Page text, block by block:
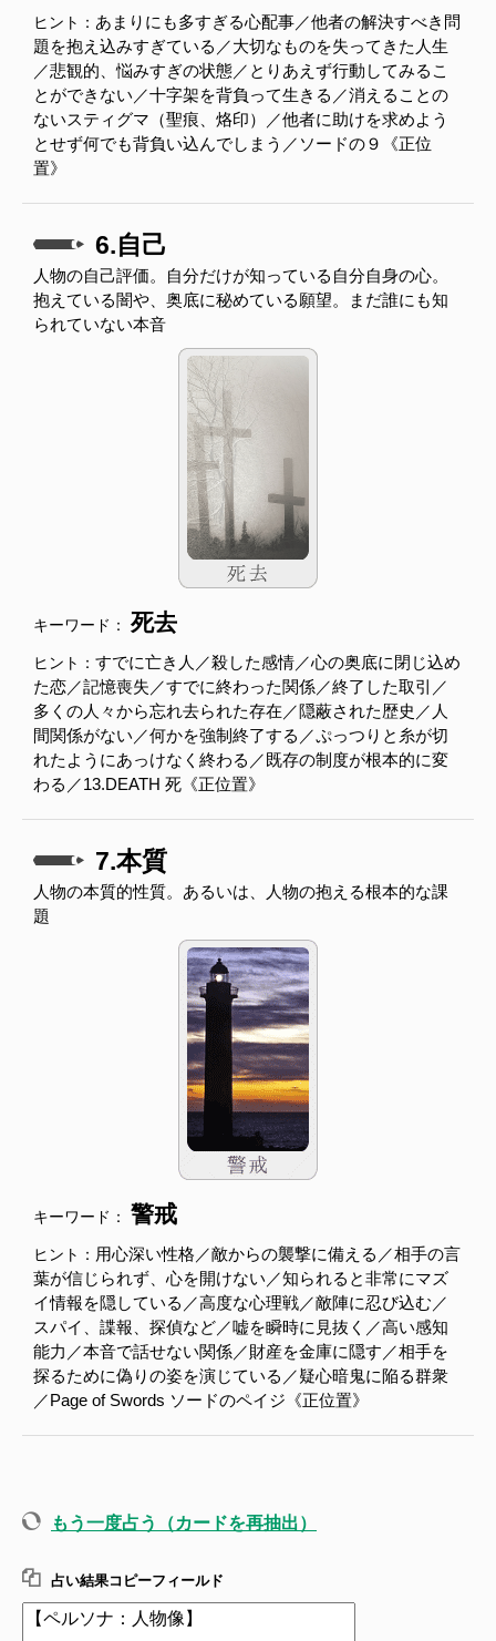
ヒント： あまりにも多すぎる心配事／他者の解決すべき問
題を抱え込みすぎている／大切なものを失ってきた人生
／悲観的、悩みすぎの状態／とりあえず行動してみるこ
とができない／十字架を背負って生きる／消えることの
ないスティグマ（聖痕、烙印）／他者に助けを求めよう
とせず何でも背負い込んでしまう／ソードの９《正位
置》
6.自己
人物の自己評価。自分だけが知っている自分自身の心。
抱えている闇や、奥底に秘めている願望。まだ誰にも知
られていない本音
キーワード： 死去
ヒント： すでに亡き人／殺した感情／心の奥底に閉じ込め
た恋／記憶喪失／すでに終わった関係／終了した取引／
多くの人々から忘れ去られた存在／隠蔽された歴史／人
間関係がない／何かを強制終了する／ぷっつりと糸が切
れたようにあっけなく終わる／既存の制度が根本的に変
わる／13.DEATH 死《正位置》
7.本質
人物の本質的性質。あるいは、人物の抱える根本的な課
題
キーワード： 警戒
ヒント： 用心深い性格／敵からの襲撃に備える／相手の言
葉が信じられず、心を開けない／知られると非常にマズ
イ情報を隠している／高度な心理戦／敵陣に忍び込む／
スパイ、諜報、探偵など／嘘を瞬時に見抜く／高い感知
能力／本音で話せない関係／財産を金庫に隠す／相手を
探るために偽りの姿を演じている／疑心暗鬼に陥る群衆
／Page of Swords ソードのペイジ《正位置》
もう一度占う（カードを再抽出）
占い結果コピーフィールド